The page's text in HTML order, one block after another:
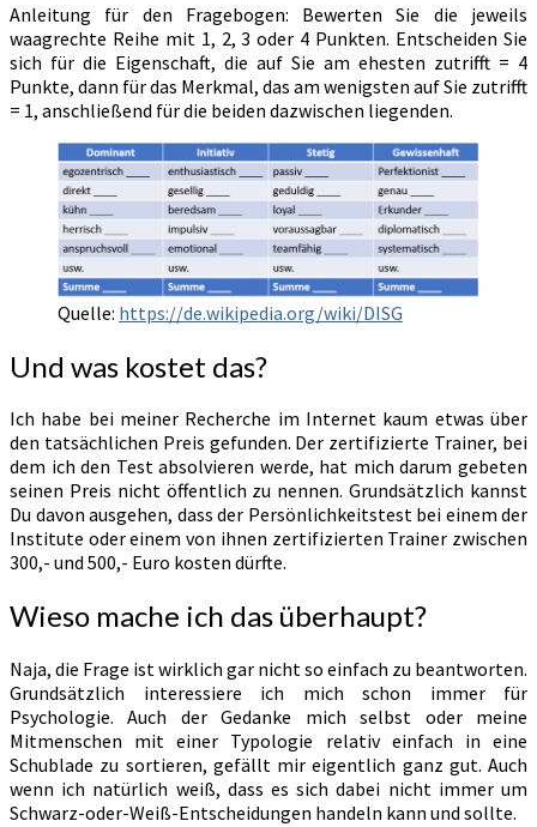
Anleitung für den Fragebogen: Bewerten Sie die jeweils
waagrechte Reihe mit 1, 2, 3 oder 4 Punkten. Entscheiden Sie
sich für die Eigenschaft, die auf Sie am ehesten zutrifft = 4
Punkte, dann für das Merkmal, das am wenigsten auf Sie zutrifft
= 1, anschließend für die beiden dazwischen liegenden.
Quelle: https://de.wikipedia.org/wiki/DISG
Und was kostet das?
Ich habe bei meiner Recherche im Internet kaum etwas über
den tatsächlichen Preis gefunden. Der zertifizierte Trainer, bei
dem ich den Test absolvieren werde, hat mich darum gebeten
seinen Preis nicht öffentlich zu nennen. Grundsätzlich kannst
Du davon ausgehen, dass der Persönlichkeitstest bei einem der
Institute oder einem von ihnen zertifizierten Trainer zwischen
300,- und 500,- Euro kosten dürfte.
Wieso mache ich das überhaupt?
Naja, die Frage ist wirklich gar nicht so einfach zu beantworten.
Grundsätzlich interessiere ich mich schon immer für
Psychologie. Auch der Gedanke mich selbst oder meine
Mitmenschen mit einer Typologie relativ einfach in eine
Schublade zu sortieren, gefällt mir eigentlich ganz gut. Auch
wenn ich natürlich weiß, dass es sich dabei nicht immer um
Schwarz-oder-Weiß-Entscheidungen handeln kann und sollte.